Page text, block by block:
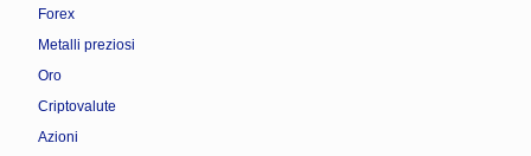
Forex
Metalli preziosi
Oro
Criptovalute
Azioni